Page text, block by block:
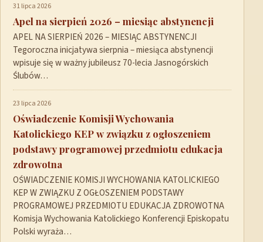
31 lipca 2026
Apel na sierpień 2026 – miesiąc abstynencji
APEL NA SIERPIEŃ 2026 – MIESIĄC ABSTYNENCJI
Tegoroczna inicjatywa sierpnia – miesiąca abstynencji
wpisuje się w ważny jubileusz 70-lecia Jasnogórskich
Ślubów…
23 lipca 2026
Oświadczenie Komisji Wychowania
Katolickiego KEP w związku z ogłoszeniem
podstawy programowej przedmiotu edukacja
zdrowotna
OŚWIADCZENIE KOMISJI WYCHOWANIA KATOLICKIEGO
KEP W ZWIĄZKU Z OGŁOSZENIEM PODSTAWY
PROGRAMOWEJ PRZEDMIOTU EDUKACJA ZDROWOTNA
Komisja Wychowania Katolickiego Konferencji Episkopatu
Polski wyraża…